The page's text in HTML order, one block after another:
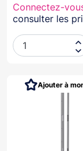
Connectez-
consulter les


Ajouter à